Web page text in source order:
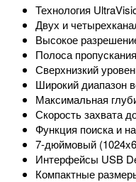
Технология
Двух и
Высокое
Полоса
Сверхнизкий
Широкий диапазон
Максимальная
Скорость захвата
Функция поиска и
7-дюймовый
Интерфейсы USB
Компактные